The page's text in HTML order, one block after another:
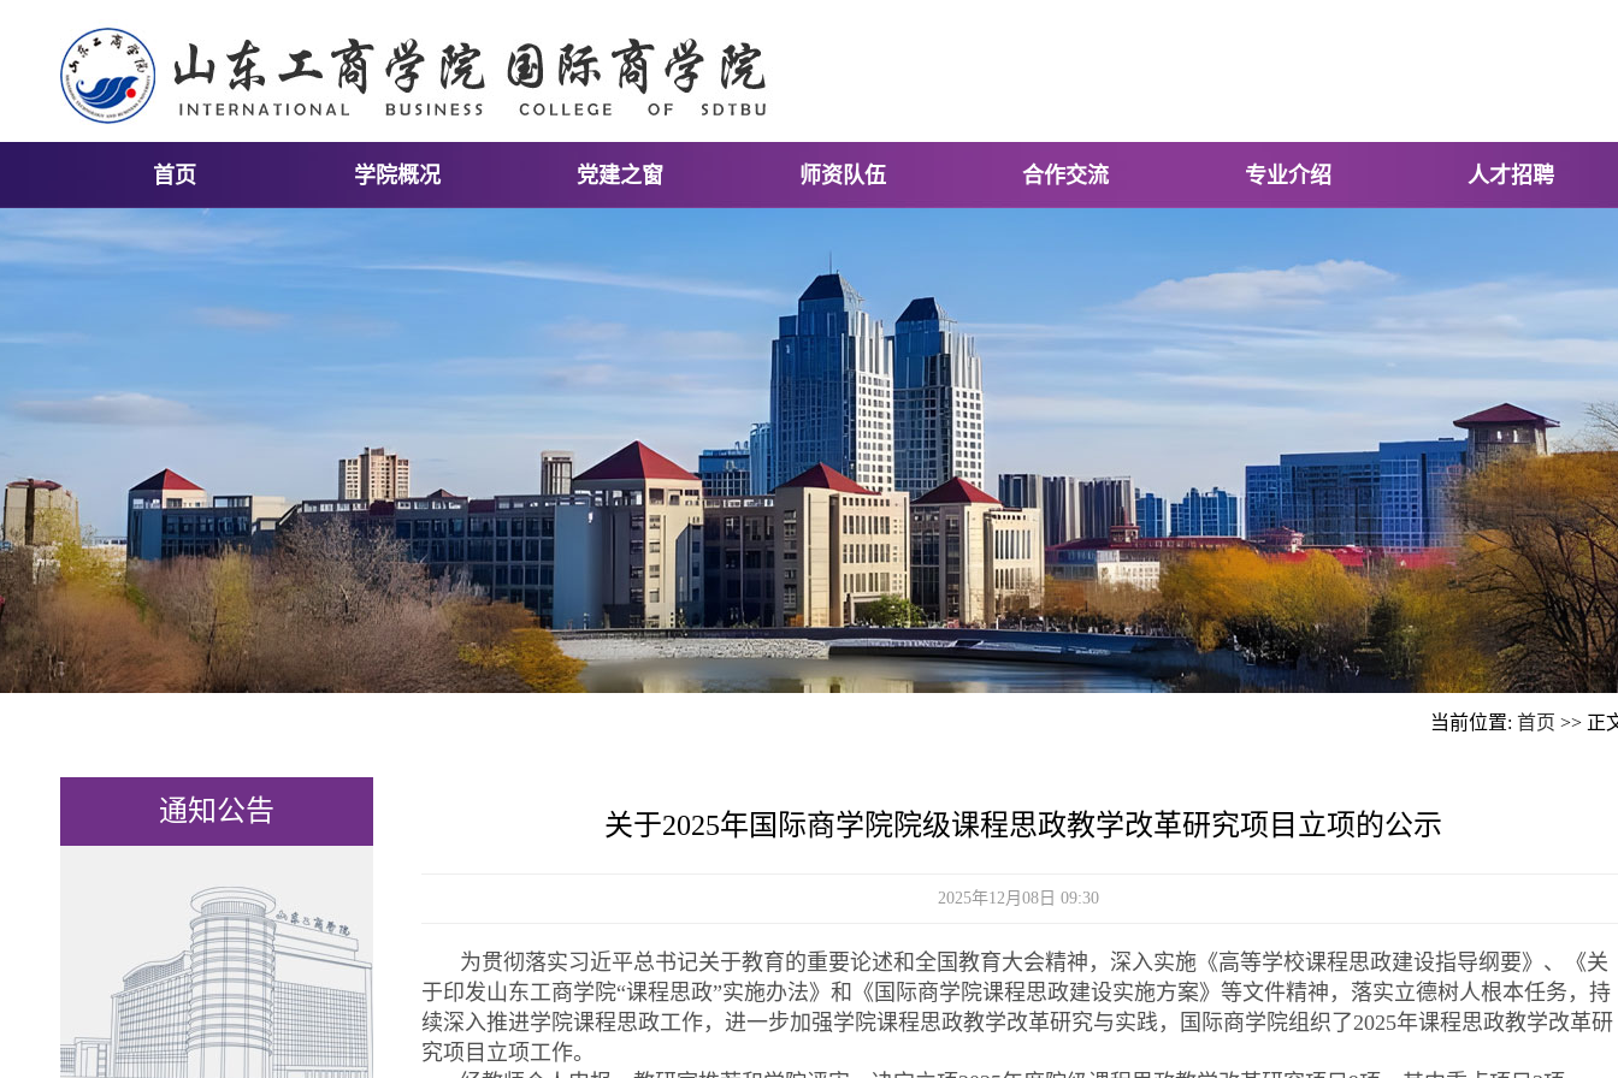
首页 学院概况 党建之窗 师资队伍 合作交流 专业介绍 人才招聘
当前位置: 首页 >> 正
通知公告 关于2025年国际商学院院级课程思政教学改革研究项目立项的公示
2025年12月08日 09:30
为贯彻落实习近平总书记关于教育的重要论述和全国教育大会精神，深入实施《高等学校课程思政建设指导纲要》、《关
于印发山东工商学院“课程思政”实施办法》和《国际商学院课程思政建设实施方案》等文件精神，落实立德树人根本任务，持
续深入推进学院课程思政工作，进一步加强学院课程思政教学改革研究与实践，国际商学院组织了2025年课程思政教学改革研
究项目立项工作。